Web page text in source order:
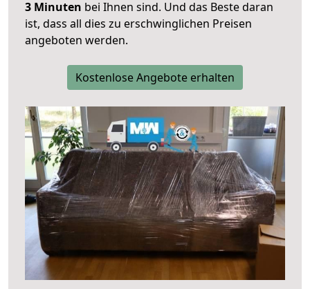
3 Minuten bei Ihnen sind. Und das Beste daran
ist, dass all dies zu erschwinglichen Preisen
angeboten werden.
Kostenlose Angebote erhalten